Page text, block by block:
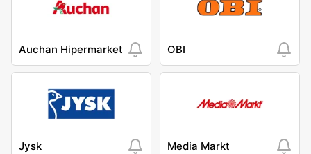
Auchan Hipermarket OBI
Jysk Media Markt